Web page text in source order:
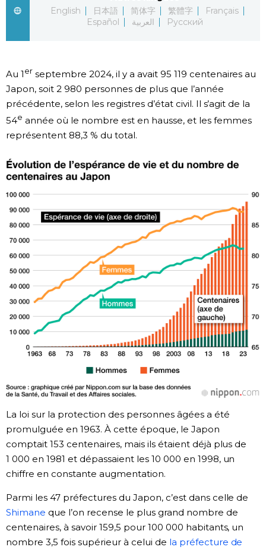
Vidéos
Tokyo
English
日本語 简体字 繁體字
Français
Español
العربية Русский
Au 1 erseptembre 2024, il y a avait 95 119 centenaires au
Japon, soit 2 980 personnes de plus que l’année
précédente, selon les registres d’état civil. Il s’agit de la
54e année où le nombre est en hausse, et les femmes
représentent 88,3 % du total.
La loi sur la protection des personnes âgées a été
promulguée en 1963. À cette époque, le Japon
comptait 153 centenaires, mais ils étaient déjà plus de
1 000 en 1981 et dépassaient les 10 000 en 1998, un
chiffre en constante augmentation.
Parmi les 47 préfectures du Japon, c’est dans celle de
Shimane que l’on recense le plus grand nombre de
centenaires, à savoir 159,5 pour 100 000 habitants, un
nombre 3,5 fois supérieur à celui de la préfecture de